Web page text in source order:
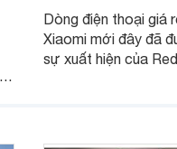
Dòng điện thoại giá
Xiaomi mới đây đã
sự xuất hiện của